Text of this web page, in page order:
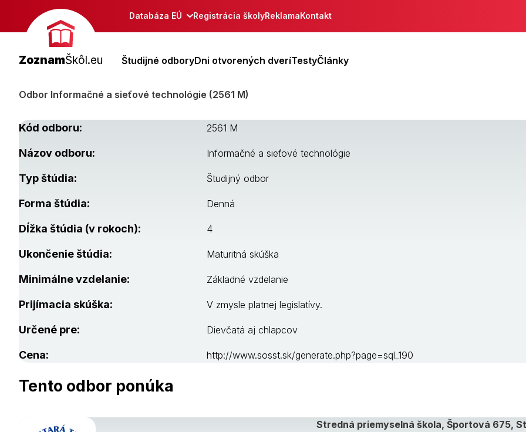
Databáza EÚ Registrácia školyReklamaKontakt
ZoznamŠkôl.eu Študijné odboryDni otvorených dveríTestyČlánky
Odbor Informačné a sieťové technológie (2561 M)
Kód odboru: 2561 M
Názov odboru: Informačné a sieťové technológie
Typ štúdia: Študijný odbor
Forma štúdia: Denná
Dĺžka štúdia (v rokoch): 4
Ukončenie štúdia: Maturitná skúška
Minimálne vzdelanie: Základné vzdelanie
Prijímacia skúška: V zmysle platnej legislatívy.
Určené pre: Dievčatá aj chlapcov
Cena: http://www.sosst.sk/generate.php?page=sql_190
Tento odbor ponúka
Stredná priemyselná škola, Športová 675,